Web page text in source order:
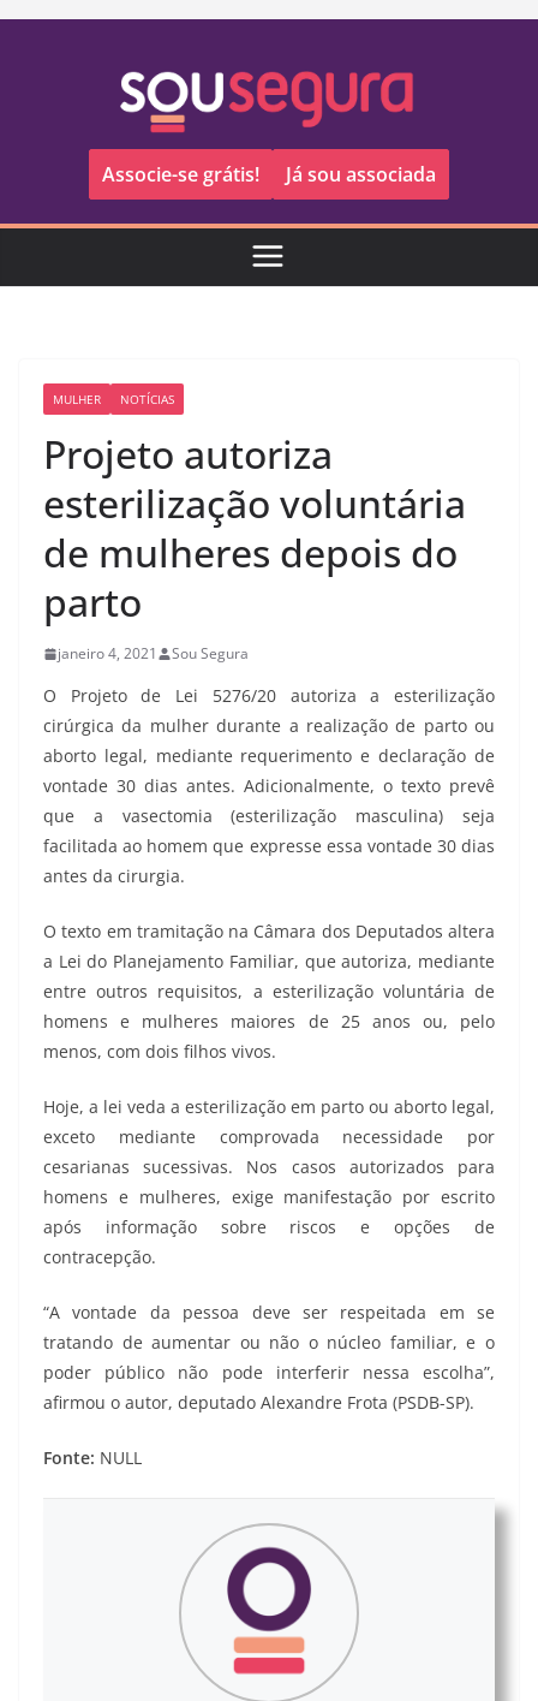
Pular
Associe-se grátis! Já sou associada
MULHER NOTÍCIAS
Projeto autoriza
esterilização voluntária
de mulheres depois do
parto
janeiro 4, 2021 Sou Segura
O Projeto de Lei 5276/20 autoriza a esterilização
cirúrgica da mulher durante a realização de parto ou
aborto legal, mediante requerimento e declaração de
vontade 30 dias antes. Adicionalmente, o texto prevê
que a vasectomia (esterilização masculina) seja
facilitada ao homem que expresse essa vontade 30 dias
antes da cirurgia.
O texto em tramitação na Câmara dos Deputados altera
a Lei do Planejamento Familiar, que autoriza, mediante
entre outros requisitos, a esterilização voluntária de
homens e mulheres maiores de 25 anos ou, pelo
menos, com dois filhos vivos.
Hoje, a lei veda a esterilização em parto ou aborto legal,
exceto mediante comprovada necessidade por
cesarianas sucessivas. Nos casos autorizados para
homens e mulheres, exige manifestação por escrito
após informação sobre riscos e opções de
contracepção.
“A vontade da pessoa deve ser respeitada em se
tratando de aumentar ou não o núcleo familiar, e o
poder público não pode interferir nessa escolha”,
afirmou o autor, deputado Alexandre Frota (PSDB-SP).
Fonte: NULL